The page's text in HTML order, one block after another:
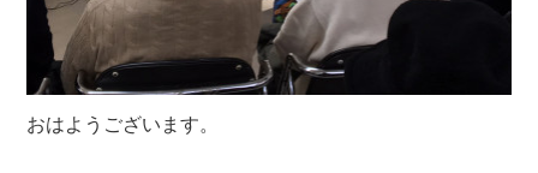
おはようございます。